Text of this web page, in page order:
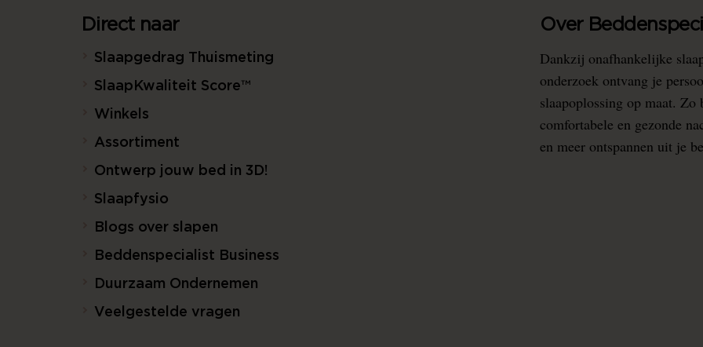
Direct naar
Slaapgedrag Thuismeting
SlaapKwaliteit Score™
Winkels
Assortiment
Ontwerp jouw bed in 3D!
Slaapfysio
Blogs over slapen
Beddenspecialist Business
Duurzaam Ondernemen
Veelgestelde vragen
Over
Dankzij onafhankelijke
onderzoek ontvang je
slaapoplossing op maat.
comfortabele en gezonde
en meer ontspannen uit je